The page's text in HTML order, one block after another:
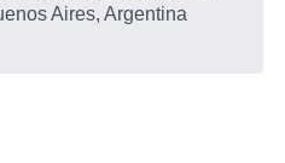
Aires, Argentina